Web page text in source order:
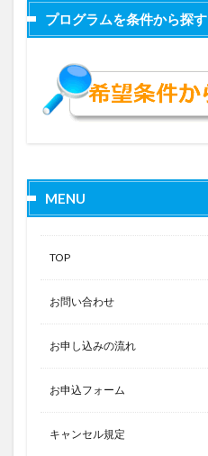
プログラムを条件から探す
MENU
TOP
お問い合わせ
お申し込みの流れ
お申込フォーム
キャンセル規定